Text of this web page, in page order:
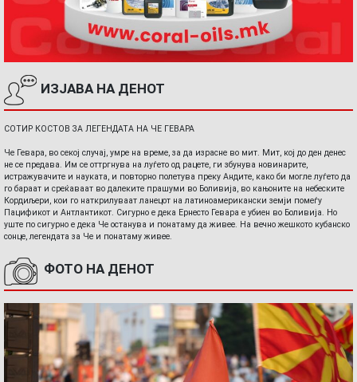
ИЗЈАВА НА ДЕНОТ
СОТИР КОСТОВ ЗА ЛЕГЕНДАТА НА ЧЕ ГЕВАРА
Че Гевара, во секој случај, умре на време, за да израсне во мит. Мит, кој до ден денес
не се предава. Им се оттргнува на луѓето од рацете, ги збунува новинарите,
истражувачите и науката, и повторно полетува преку Андите, како би могле луѓето да
го бараат и среќаваат во далеките прашуми во Боливија, во кањоните на небеските
Кордиљери, кои го наткрилуваат ланецот на латиноамерикански земји помеѓу
Пацификот и Антлантикот. Сигурно е дека Ернесто Гевара е убиен во Боливија. Но
уште по сигурно е дека Че останува и понатаму да живее. На вечно жешкото кубанско
сонце, легендата за Че и понатаму живее.
ФОТО НА ДЕНОТ